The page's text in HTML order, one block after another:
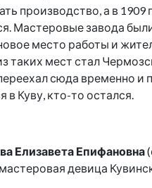
производство, а в 1909
Мастеровые завода
место работы и
таких мест стал
сюда временно и
в Куву, кто-то остался.
Елизавета Епифановна
девица